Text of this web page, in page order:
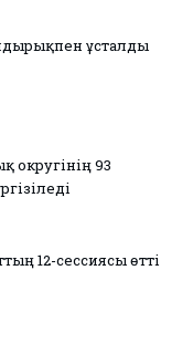
ұсталды
округінің 93
12-сессиясы өтті